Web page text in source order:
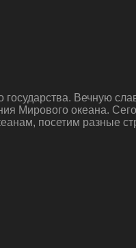
Вечную
Мирового океана.
посетим разные